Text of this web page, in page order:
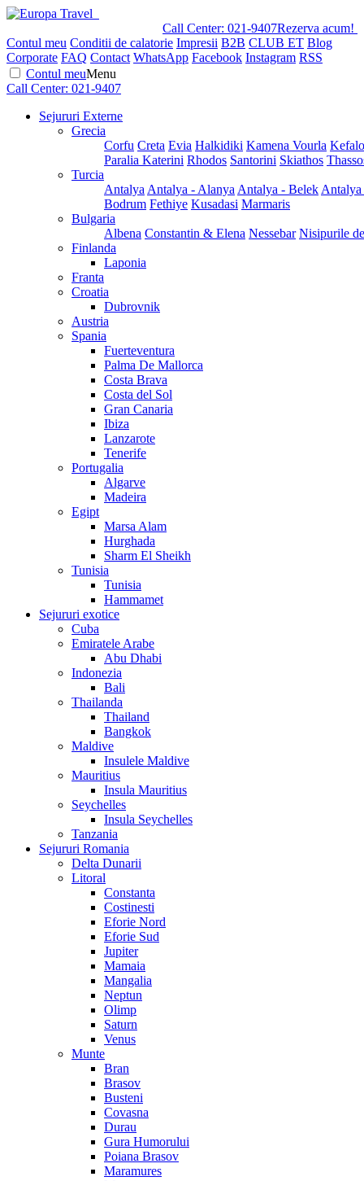
Call Center: 021-9407Rezerva acum!
Contul meu Conditii de calatorie Impresii B2B CLUB ET Blog
Corporate FAQ Contact WhatsApp Facebook Instagram RSS
Contul meuMenu
Call Center: 021-9407
Sejururi Externe
Grecia
Corfu Creta Evia Halkidiki Kamena Vourla
Paralia Katerini Rhodos Santorini Skiathos
Turcia
Antalya Antalya - Alanya Antalya - Belek
Bodrum Fethiye Kusadasi Marmaris
Bulgaria
Albena Constantin & Elena Nessebar Nisipurile
Finlanda
Laponia
Franta
Croatia
Dubrovnik
Austria
Spania
Fuerteventura
Palma De Mallorca
Costa Brava
Costa del Sol
Gran Canaria
Ibiza
Lanzarote
Tenerife
Portugalia
Algarve
Madeira
Egipt
Marsa Alam
Hurghada
Sharm El Sheikh
Tunisia
Tunisia
Hammamet
Sejururi exotice
Cuba
Emiratele Arabe
Abu Dhabi
Indonezia
Bali
Thailanda
Thailand
Bangkok
Maldive
Insulele Maldive
Mauritius
Insula Mauritius
Seychelles
Insula Seychelles
Tanzania
Sejururi Romania
Delta Dunarii
Litoral
Constanta
Costinesti
Eforie Nord
Eforie Sud
Jupiter
Mamaia
Mangalia
Neptun
Olimp
Saturn
Venus
Munte
Bran
Brasov
Busteni
Covasna
Durau
Gura Humorului
Poiana Brasov
Maramures